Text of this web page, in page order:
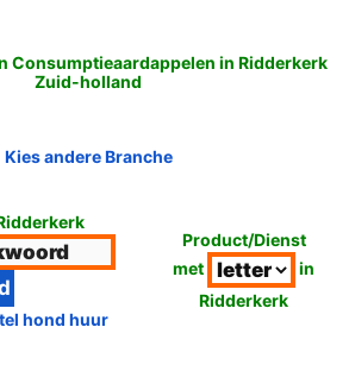
Consumptieaardappelen in Ridderkerk
Zuid-holland
Kies andere Branche
hond huur
Product/Dienst
met
in
Ridderkerk